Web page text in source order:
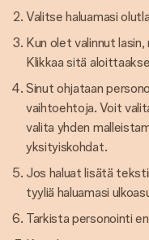
Valitse haluamasi
Kun olet valinnut
Klikkaa sitä
Sinut ohjataan
vaihtoehtoja. Voit
valita yhden
yksityiskohdat.
Jos haluat lisätä
tyyliä haluamasi
Tarkista personointi